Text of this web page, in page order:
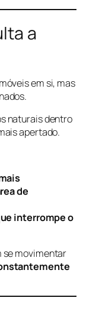
a
em si, mas
naturais dentro
apertado.
de
interrompe o
se movimentar